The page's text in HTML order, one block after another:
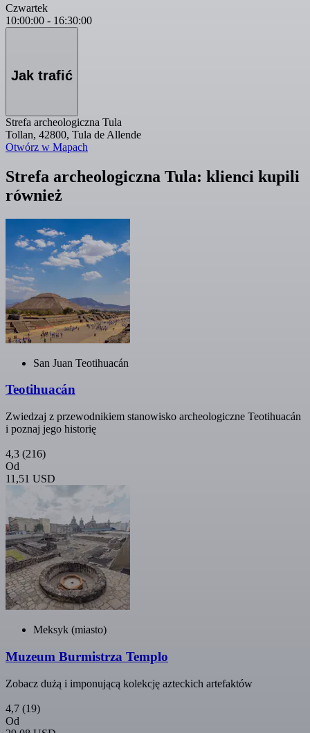
Czwartek
10:00:00 - 16:30:00
Jak trafić
Strefa archeologiczna Tula
Tollan, 42800, Tula de Allende
Otwórz w Mapach
Strefa archeologiczna Tula: klienci kupili
również
San Juan Teotihuacán
Teotihuacán
Zwiedzaj z przewodnikiem stanowisko archeologiczne Teotihuacán
i poznaj jego historię
4,3 (216)
Od
11,51 USD
Meksyk (miasto)
Muzeum Burmistrza Templo
Zobacz dużą i imponującą kolekcję azteckich artefaktów
4,7 (19)
Od